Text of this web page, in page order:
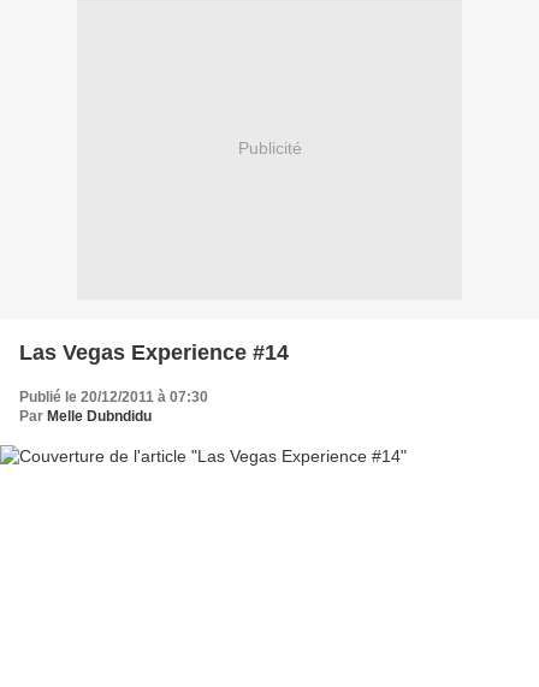
Publicité
Las Vegas Experience #14
Publié le 20/12/2011 à 07:30
Par Melle Dubndidu